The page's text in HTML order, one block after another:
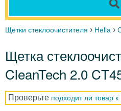
Щетки стеклоочистителя › Hella ›
Щетка
CleanTech 2.0
Проверьте подходит ли товар